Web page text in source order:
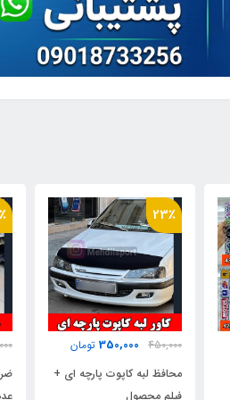
24٪
850,000
650,000 تومان
ضربه گیر سپر ژله ای "بسته 4
عددی "